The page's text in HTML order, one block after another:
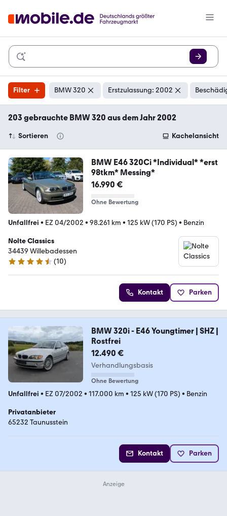
Filter BMW 320 Erstzulassung: 2002
203 gebrauchte BMW 320 aus dem Jahr 2002
Sortieren Kachelansicht
BMW E46 320Ci *Individual* *erst
98tkm* Messing*
16.990 €
Ohne Bewertung
Unfallfrei • EZ 04/2002 • 98.261 km • 125 kW (170 PS) • Benzin
Nolte Classics
34439 Willebadessen
4.4 Sterne
(10)
Kontakt Parken
BMW 320i - E46 Youngtimer | SHZ |
Rostfrei
12.490 €
Verhandlungsbasis
Ohne Bewertung
Unfallfrei • EZ 07/2002 • 117.000 km • 125 kW (170 PS) • Benzin
Privatanbieter
65232 Taunusstein
Kontakt Parken